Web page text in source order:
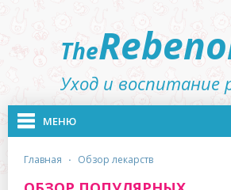
The
Уход и воспитание
МЕНЮ
главная · обзор лекарств